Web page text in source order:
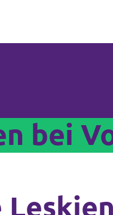
bei
Leskien